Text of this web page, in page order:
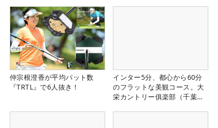
仲宗根澄香が平均パット数
『TRTL』で6人抜き！
インター5分、都心から60分
のフラットな美観コース。大
栄カントリー俱楽部（千葉